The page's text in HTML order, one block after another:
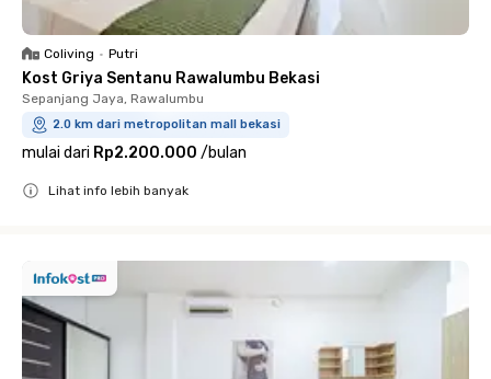
Coliving • Putri
Kost Griya Sentanu Rawalumbu Bekasi
Sepanjang Jaya, Rawalumbu
2.0 km dari metropolitan mall bekasi
mulai dari Rp2.200.000 /bulan
Lihat info lebih banyak